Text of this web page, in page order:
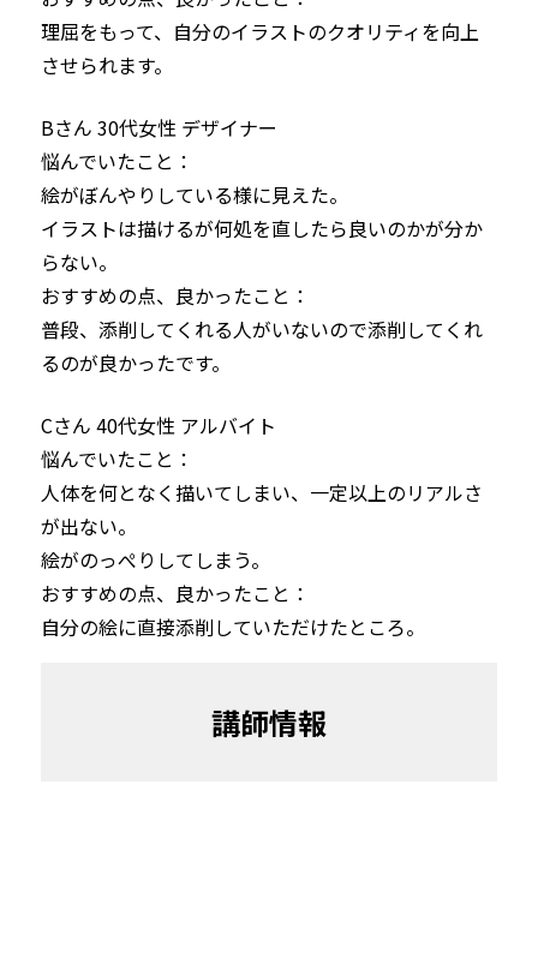
理屈をもって、自分のイラストのクオリティを向上
させられます。
Bさん 30代女性 デザイナー
悩んでいたこと：
絵がぼんやりしている様に見えた。
イラストは描けるが何処を直したら良いのかが分か
らない。
おすすめの点、良かったこと：
普段、添削してくれる人がいないので添削してくれ
るのが良かったです。
Cさん 40代女性 アルバイト
悩んでいたこと：
人体を何となく描いてしまい、一定以上のリアルさ
が出ない。
絵がのっぺりしてしまう。
おすすめの点、良かったこと：
自分の絵に直接添削していただけたところ。
講師情報